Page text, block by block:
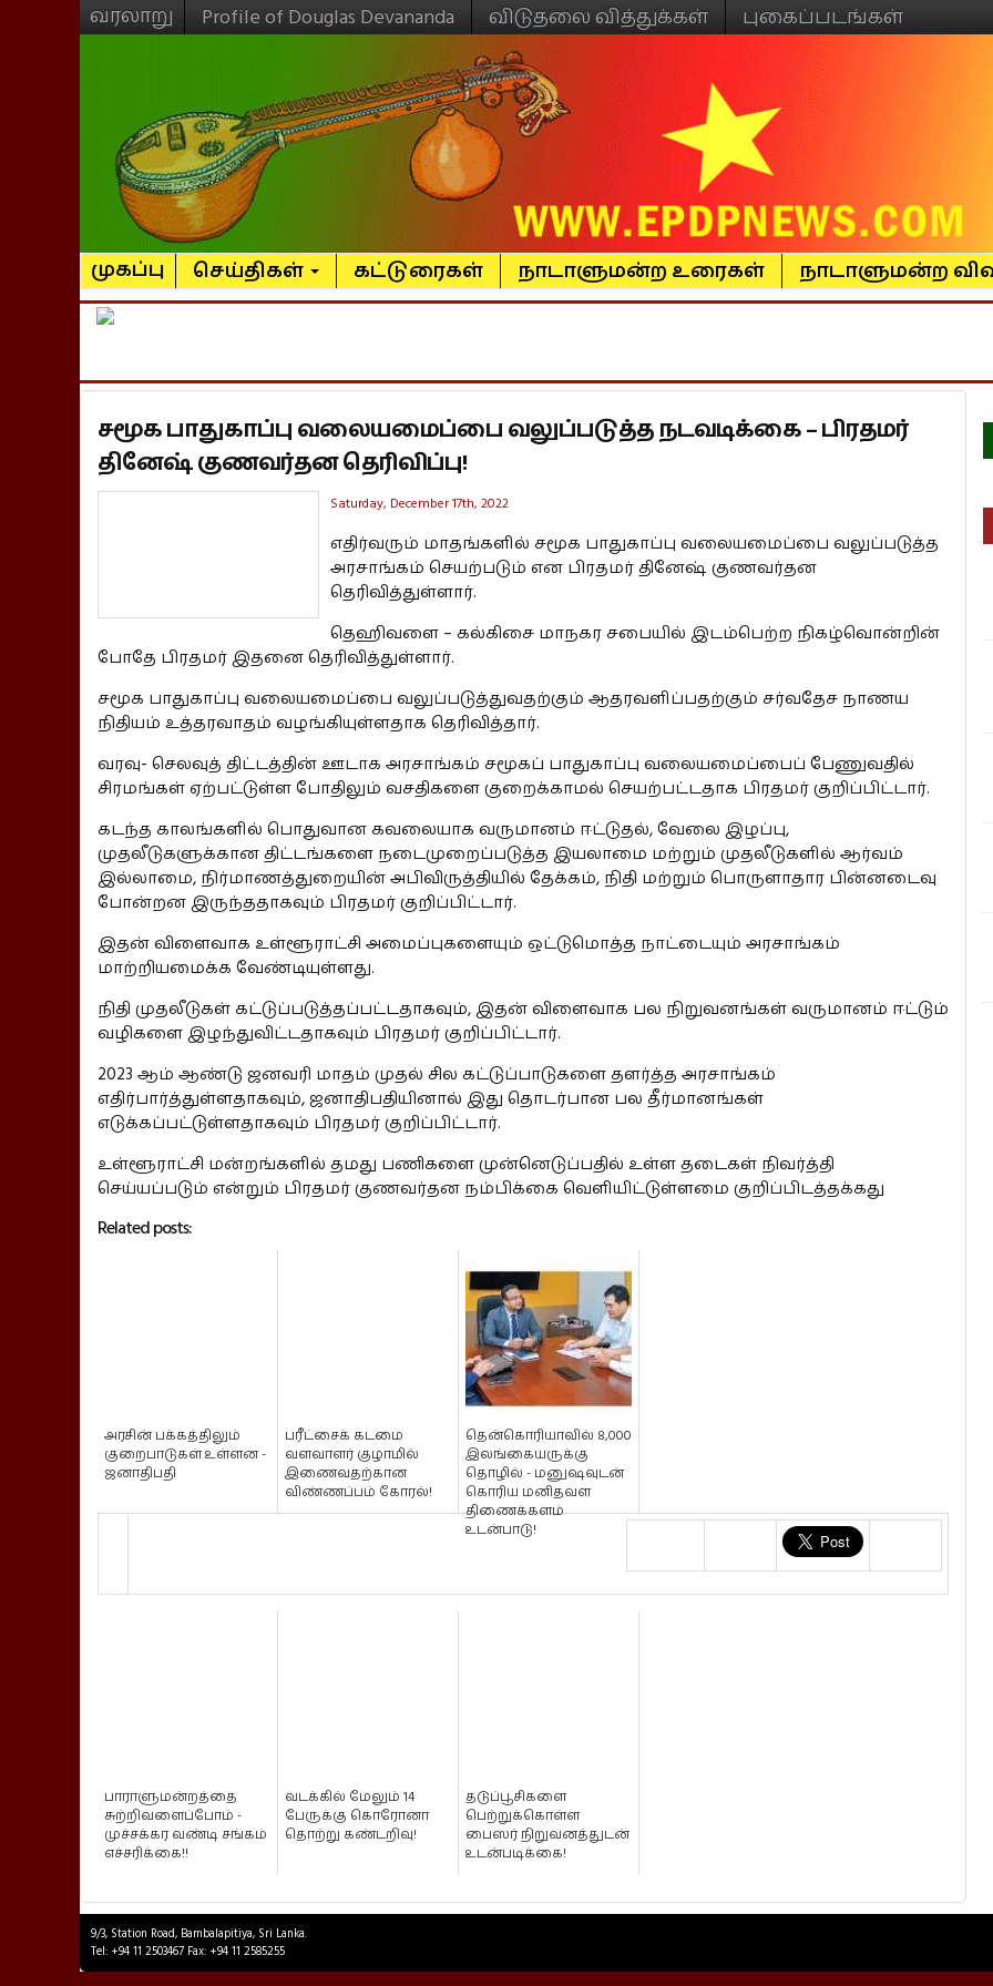
வரலாறு Profile of Douglas Devananda விடுதலை வித்துக்கள் புகைப்படங்கள்
முகப்பு செய்திகள் கட்டுரைகள் நாடாளுமன்ற உரைகள் நாடாளுமன்ற
சமூக பாதுகாப்பு வலையமைப்பை வலுப்படுத்த நடவடிக்கை – பிரதமர்
தினேஷ் குணவர்தன தெரிவிப்பு!
Saturday, December 17th, 2022
எதிர்வரும் மாதங்களில் சமூக பாதுகாப்பு வலையமைப்பை வலுப்படுத்த
அரசாங்கம் செயற்படும் என பிரதமர் தினேஷ் குணவர்தன
தெரிவித்துள்ளார்.
தெஹிவளை – கல்கிசை மாநகர சபையில் இடம்பெற்ற நிகழ்வொன்றின்
போதே பிரதமர் இதனை தெரிவித்துள்ளார்.
சமூக பாதுகாப்பு வலையமைப்பை வலுப்படுத்துவதற்கும் ஆதரவளிப்பதற்கும் சர்வதேச நாணய
நிதியம் உத்தரவாதம் வழங்கியுள்ளதாக தெரிவித்தார்.
வரவு- செலவுத் திட்டத்தின் ஊடாக அரசாங்கம் சமூகப் பாதுகாப்பு வலையமைப்பைப் பேணுவதில்
சிரமங்கள் ஏற்பட்டுள்ள போதிலும் வசதிகளை குறைக்காமல் செயற்பட்டதாக பிரதமர் குறிப்பிட்டார்.
கடந்த காலங்களில் பொதுவான கவலையாக வருமானம் ஈட்டுதல், வேலை இழப்பு,
முதலீடுகளுக்கான திட்டங்களை நடைமுறைப்படுத்த இயலாமை மற்றும் முதலீடுகளில் ஆர்வம்
இல்லாமை, நிர்மாணத்துறையின் அபிவிருத்தியில் தேக்கம், நிதி மற்றும் பொருளாதார பின்னடைவு
போன்றன இருந்ததாகவும் பிரதமர் குறிப்பிட்டார்.
இதன் விளைவாக உள்ளூராட்சி அமைப்புகளையும் ஒட்டுமொத்த நாட்டையும் அரசாங்கம்
மாற்றியமைக்க வேண்டியுள்ளது.
நிதி முதலீடுகள் கட்டுப்படுத்தப்பட்டதாகவும், இதன் விளைவாக பல நிறுவனங்கள் வருமானம் ஈட்டும்
வழிகளை இழந்துவிட்டதாகவும் பிரதமர் குறிப்பிட்டார்.
2023 ஆம் ஆண்டு ஜனவரி மாதம் முதல் சில கட்டுப்பாடுகளை தளர்த்த அரசாங்கம்
எதிர்பார்த்துள்ளதாகவும், ஜனாதிபதியினால் இது தொடர்பான பல தீர்மானங்கள்
எடுக்கப்பட்டுள்ளதாகவும் பிரதமர் குறிப்பிட்டார்.
உள்ளூராட்சி மன்றங்களில் தமது பணிகளை முன்னெடுப்பதில் உள்ள தடைகள் நிவர்த்தி
செய்யப்படும் என்றும் பிரதமர் குணவர்தன நம்பிக்கை வெளியிட்டுள்ளமை குறிப்பிடத்தக்கது
Related posts:
அரசின் பக்கத்திலும்
குறைபாடுகள் உள்ளன -
ஜனாதிபதி
பரீட்சைக் கடமை
வளவாளர் குழாமில்
இணைவதற்கான
விண்ணப்பம் கோரல்!
தென்கொரியாவில் 8,000
இலங்கையருக்கு
தொழில் - மனுஷவுடன்
கொரிய மனிதவள
திணைக்களம்
உடன்பாடு!
பாராளுமன்றத்தை
சுற்றிவளைப்போம் -
முச்சக்கர வண்டி சங்கம்
எச்சரிக்கை!!
வடக்கில் மேலும் 14
பேருக்கு கொரோனா
தொற்று கண்டறிவு!
தடுப்பூசிகளை
பெற்றுக்கொள்ள
பைஸர் நிறுவனத்துடன்
உடன்படிக்கை!
9/3, Station Road, Bambalapitiya, Sri Lanka.
Tel: +94 11 2503467 Fax: +94 11 2585255